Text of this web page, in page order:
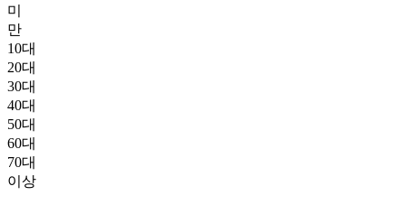
미
만
10대
20대
30대
40대
50대
60대
70대
이상